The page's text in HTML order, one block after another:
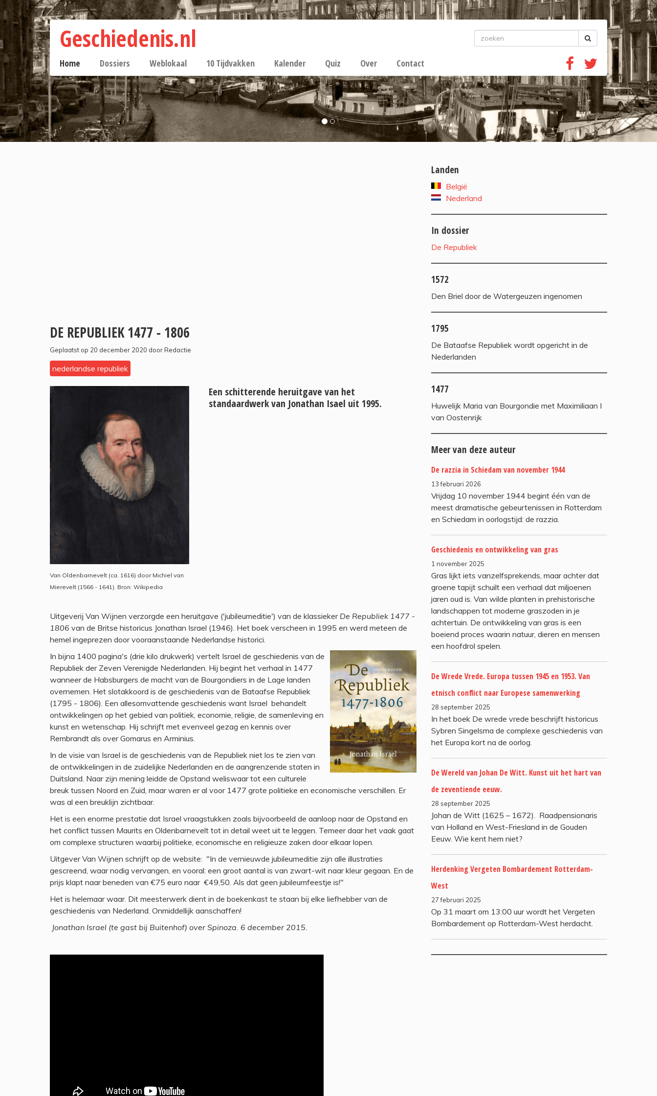
Geschiedenis.nl
Home Dossiers Weblokaal 10 Tijdvakken Kalender Quiz Over Contact
DE REPUBLIEK 1477 - 1806
Geplaatst op 20 december 2020 door Redactie
nederlandse republiek
Van Oldenbarnevelt (ca. 1616) door Michiel van
Mierevelt (1566 - 1641). Bron: Wikipedia
Een schitterende heruitgave van het
standaardwerk van Jonathan Isael uit 1995.
Uitgeverij Van Wijnen verzorgde een heruitgave ('jubileumeditie') van de klassieker De Republiek 1477 -
1806 van de Britse historicus Jonathan Israel (1946). Het boek verscheen in 1995 en werd meteen de
hemel ingeprezen door vooraanstaande Nederlandse historici.
In bijna 1400 pagina's (drie kilo drukwerk) vertelt Israel de geschiedenis van de
Republiek der Zeven Verenigde Nederlanden. Hij begint het verhaal in 1477
wanneer de Habsburgers de macht van de Bourgondiers in de Lage landen
overnemen. Het slotakkoord is de geschiedenis van de Bataafse Republiek
(1795 - 1806). Een allesomvattende geschiedenis want Israel behandelt
ontwikkelingen op het gebied van politiek, economie, religie, de samenleving en
kunst en wetenschap. Hij schrijft met evenveel gezag en kennis over
Rembrandt als over Gomarus en Arminius.
In de visie van Israel is de geschiedenis van de Republiek niet los te zien van
de ontwikkelingen in de zuidelijke Nederlanden en de aangrenzende staten in
Duitsland. Naar zijn mening leidde de Opstand weliswaar tot een culturele
breuk tussen Noord en Zuid, maar waren er al voor 1477 grote politieke en economische verschillen. Er
was al een breuklijn zichtbaar.
Het is een enorme prestatie dat Israel vraagstukken zoals bijvoorbeeld de aanloop naar de Opstand en
het conflict tussen Maurits en Oldenbarnevelt tot in detail weet uit te leggen. Temeer daar het vaak gaat
om complexe structuren waarbij politieke, economische en religieuze zaken door elkaar lopen.
Uitgever Van Wijnen schrijft op de website: "In de vernieuwde jubileumeditie zijn alle illustraties
gescreend, waar nodig vervangen, en vooral: een groot aantal is van zwart-wit naar kleur gegaan. En de
prijs klapt naar beneden van €75 euro naar €49,50. Als dat geen jubileumfeestje is!"
Het is helemaar waar. Dit meesterwerk dient in de boekenkast te staan bij elke liefhebber van de
geschiedenis van Nederland. Onmiddellijk aanschaffen!
Jonathan Israel (te gast bij Buitenhof) over Spinoza. 6 december 2015.
Landen
België
Nederland
In dossier
De Republiek
1572
Den Briel door de Watergeuzen ingenomen
1795
De Bataafse Republiek wordt opgericht in de
Nederlanden
1477
Huwelijk Maria van Bourgondie met Maximiliaan I
van Oostenrijk
Meer van deze auteur
De razzia in Schiedam van november 1944
13 februari 2026
Vrijdag 10 november 1944 begint één van de
meest dramatische gebeurtenissen in Rotterdam
en Schiedam in oorlogstijd: de razzia.
Geschiedenis en ontwikkeling van gras
1 november 2025
Gras lijkt iets vanzelfsprekends, maar achter dat
groene tapijt schuilt een verhaal dat miljoenen
jaren oud is. Van wilde planten in prehistorische
landschappen tot moderne graszoden in je
achtertuin. De ontwikkeling van gras is een
boeiend proces waarin natuur, dieren en mensen
een hoofdrol spelen.
De Wrede Vrede. Europa tussen 1945 en 1953. Van
etnisch conflict naar Europese samenwerking
28 september 2025
In het boek De wrede vrede beschrijft historicus
Sybren Singelsma de complexe geschiedenis van
het Europa kort na de oorlog.
De Wereld van Johan De Witt. Kunst uit het hart van
de zeventiende eeuw.
28 september 2025
Johan de Witt (1625 – 1672). Raadpensionaris
van Holland en West-Friesland in de Gouden
Eeuw. Wie kent hem niet?
Herdenking Vergeten Bombardement Rotterdam-
West
27 februari 2025
Op 31 maart om 13:00 uur wordt het Vergeten
Bombardement op Rotterdam-West herdacht.